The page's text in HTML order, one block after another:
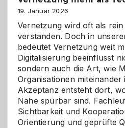
Alaaf!
19. Januar 2026
Vernetzung wird oft als
verstanden. Doch in
bedeutet Vernetzung weit
Digitalisierung beeinflusst
sondern auch die Art, wie
Organisationen miteinander
Akzeptanz entsteht dort,
Nähe spürbar sind.
Sichtbarkeit und
Orientierung und geprüfte